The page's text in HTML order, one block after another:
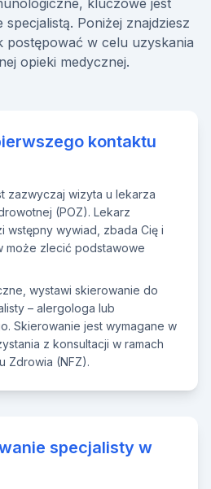
kluczowe jest
Poniżej znajdziesz
postępować w celu uzyskania
opieki medycznej.
kontaktu
zazwyczaj wizyta u lekarza
(POZ). Lekarz
wstępny wywiad, zbada Cię i
może zlecić podstawowe
wystawi skierowanie do
– alergologa lub
Skierowanie jest wymagane w
z konsultacji w ramach
Zdrowia (NFZ).
specjalisty w